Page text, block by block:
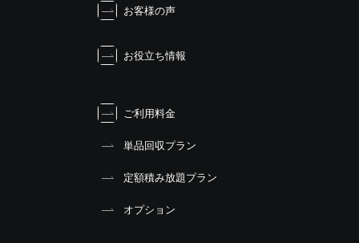
お客様の声
お役立ち情報
ご利用料金
単品回収プラン
定額積み放題プラン
オプション